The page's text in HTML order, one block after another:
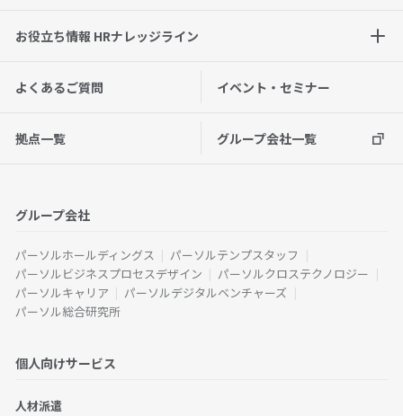
お役立ち情報 HRナレッジライン
よくあるご質問 イベント・セミナー
拠点一覧 グループ会社一覧
グループ会社
パーソルホールディングス
パーソルテンプスタッフ
パーソルビジネスプロセスデザイン
パーソルクロステクノロジー
パーソルキャリア
パーソルデジタルベンチャーズ
パーソル総合研究所
個人向けサービス
人材派遣